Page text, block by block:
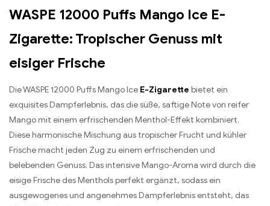
WASPE 12000 Puffs Mango Ice E-
Zigarette: Tropischer Genuss mit
eisiger Frische
Die WASPE 12000 Puffs Mango Ice E-Zigarette bietet ein
exquisites Dampferlebnis, das die süße, saftige Note von reifer
Mango mit einem erfrischenden Menthol-Effekt kombiniert.
Diese harmonische Mischung aus tropischer Frucht und kühler
Frische macht jeden Zug zu einem erfrischenden und
belebenden Genuss. Das intensive Mango-Aroma wird durch die
eisige Frische des Menthols perfekt ergänzt, sodass ein
ausgewogenes und angenehmes Dampferlebnis entsteht, das